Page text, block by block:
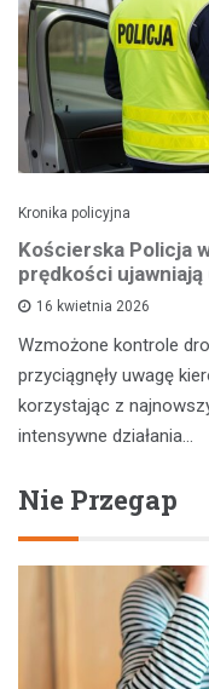
Kronika policyjna
Kościerska Policja
prędkości
16 kwietnia 2026
Wzmożone kontrole
przyciągnęły uwagę
korzystając z
intensywne działania…
Nie Przegap